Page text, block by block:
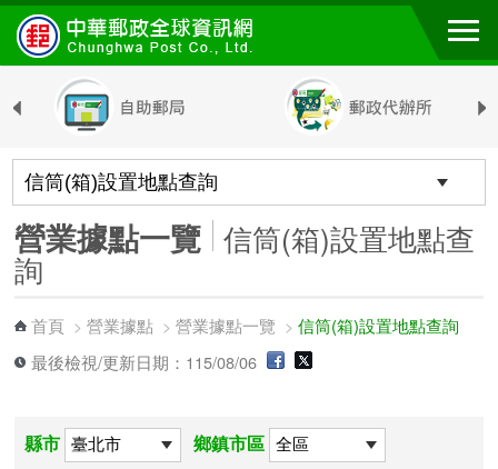
跳到主要內容區塊
營業據點一覽 信筒(箱)設置地點查
詢
首頁 >營業據點 >營業據點一覽 >信筒(箱)設置地點查詢
最後檢視/更新日期：115/08/06
縣市 鄉鎮市區